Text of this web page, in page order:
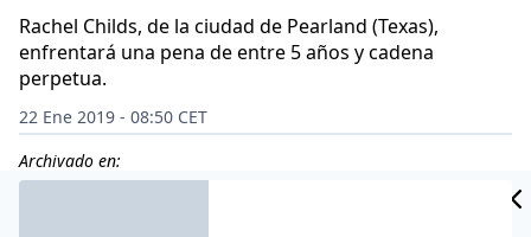
Rachel Childs, de la ciudad de Pearland (Texas),
enfrentará una pena de entre 5 años y cadena
perpetua.
22 Ene 2019 - 08:50 CET
Archivado en: